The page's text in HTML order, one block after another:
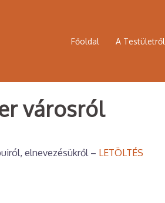
Főoldal A Testületről
városról
elnevezésükről – LETÖLTÉS